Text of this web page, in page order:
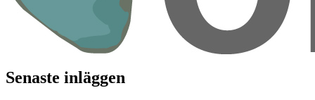
Senaste inläggen